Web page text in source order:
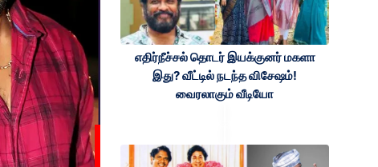
எதிர்நீச்சல் தொடர் இயக்குனர் மகளா
இது? வீட்டில் நடந்த விசேஷம்!
வைரலாகும் வீடியோ